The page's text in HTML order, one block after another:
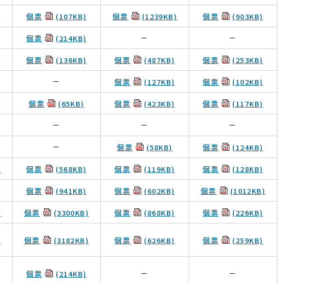
個票 (107KB) 個票 (1239KB) 個票 (903KB)
個票 (214KB) － －
個票 (136KB) 個票 (487KB) 個票 (253KB)
－ 個票 (127KB) 個票 (102KB)
個票 (65KB) 個票 (423KB) 個票 (117KB)
－ － －
－ 個票 (58KB) 個票 (124KB)
個票 (568KB) 個票 (119KB) 個票 (128KB)
個票 (941KB) 個票 (602KB) 個票 (1012KB)
個票 (3300KB) 個票 (868KB) 個票 (226KB)
個票 (3182KB) 個票 (626KB) 個票 (259KB)
個票 (214KB) － －